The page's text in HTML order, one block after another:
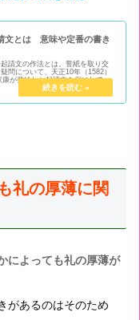
文とは 意味や定番の書き
請文の作法とは。誓紙を取り交
問について、天正10年（1582）
康が発給した起請文を例にしてま
にも中人制や大名の面目につい
礼の厚薄に関
によっても礼の厚薄が
があるのはそのため